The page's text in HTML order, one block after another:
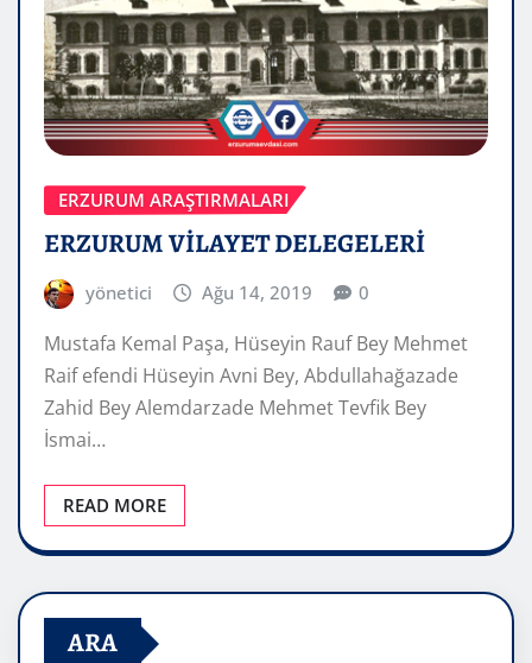
ERZURUM ARAŞTIRMALARI
ERZURUM VİLAYET DELEGELERİ
yönetici Ağu 14, 2019 0
Mustafa Kemal Paşa, Hüseyin Rauf Bey Mehmet
Raif efendi Hüseyin Avni Bey, Abdullahağazade
Zahid Bey Alemdarzade Mehmet Tevfik Bey
İsmai…
READ MORE
ARA